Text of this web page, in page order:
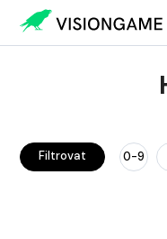
Filtrovat 0-9